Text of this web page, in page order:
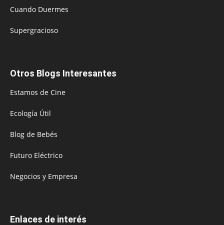
Cuando Duermes
Supergracioso
Otros Blogs Interesantes
Estamos de Cine
Ecología Útil
Blog de Bebés
Futuro Eléctrico
Negocios y Empresa
Enlaces de interés